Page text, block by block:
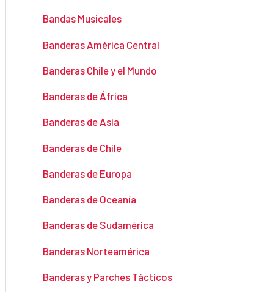
Bandas Musicales
Banderas América Central
Banderas Chile y el Mundo
Banderas de África
Banderas de Asia
Banderas de Chile
Banderas de Europa
Banderas de Oceanía
Banderas de Sudamérica
Banderas Norteamérica
Banderas y Parches Tácticos